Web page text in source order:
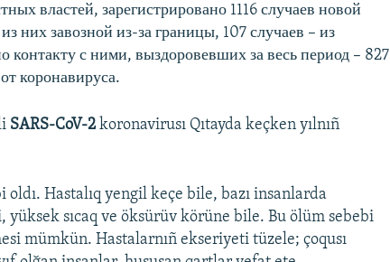
властей, зарегистрировано 1116 случаев новой
них завозной из-за границы, 107 случаев – из
контакту с ними, выздоровевших за весь период – 827
коронавируса.
SARS-CoV-2koronavirusı Qıtayda keçken yılnıñ
oldı. Hastalıq yengil keçe bile, bazı insanlarda
sıcaq ve öksürüv körüne bile. Bu ölüm sebebi
mümkün. Hastalarnıñ ekseriyeti tüzele; çoqusı